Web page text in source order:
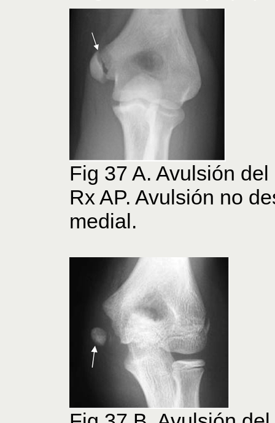
Fig 37 A. Avulsión del
Rx AP. Avulsión no
medial.